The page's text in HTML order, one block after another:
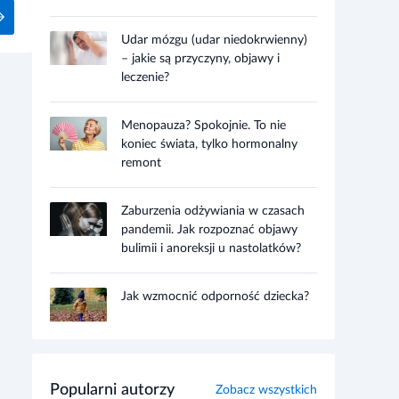
Udar mózgu (udar niedokrwienny)
– jakie są przyczyny, objawy i
leczenie?
Menopauza? Spokojnie. To nie
koniec świata, tylko hormonalny
remont
Zaburzenia odżywiania w czasach
pandemii. Jak rozpoznać objawy
bulimii i anoreksji u nastolatków?
Jak wzmocnić odporność dziecka?
Popularni autorzy Zobacz wszystkich